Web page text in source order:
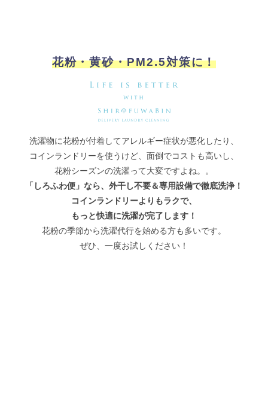
花粉・黄砂・PM2.5対策に！
洗濯物に花粉が付着してアレルギー症状が悪化したり、
コインランドリーを使うけど、面倒でコストも高いし、
花粉シーズンの洗濯って大変ですよね。。
「しろふわ便」なら、外干し不要＆専用設備で徹底洗浄！
コインランドリーよりもラクで、
もっと快適に洗濯が完了します！
花粉の季節から洗濯代行を始める方も多いです。
ぜひ、一度お試しください！